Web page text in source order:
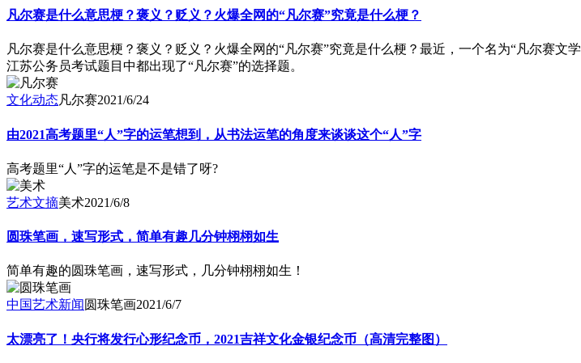
凡尔赛是什么意思梗？褒义？贬义？火爆全网的“凡尔赛”究竟是什么梗？
凡尔赛是什么意思梗？褒义？贬义？火爆全网的“凡尔赛”究竟是什么梗？最近，一个名为“凡尔赛
江苏公务员考试题目中都出现了“凡尔赛”的选择题。
文化动态凡尔赛2021/6/24
由2021高考题里“人”字的运笔想到，从书法运笔的角度来谈谈这个“人”字
高考题里“人”字的运笔是不是错了呀?
艺术文摘美术2021/6/8
圆珠笔画，速写形式，简单有趣几分钟栩栩如生
简单有趣的圆珠笔画，速写形式，几分钟栩栩如生！
中国艺术新闻 圆珠笔画2021/6/7
太漂亮了！央行将发行心形纪念币，2021吉祥文化金银纪念币（高清完整图）